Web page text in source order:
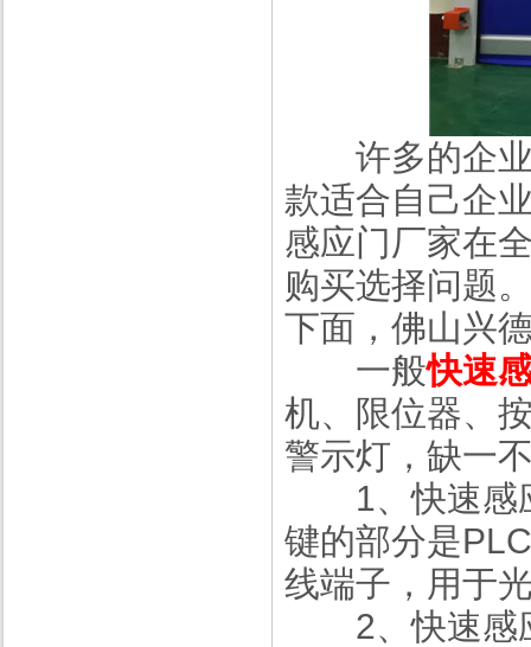
许多的企业
款适合自己企
感应门厂家在
购买选择问题
下面，佛山兴
一般快速
机、限位器、
警示灯，缺一
1、快速感应
键的部分是
线端子，用于
2、快速感应